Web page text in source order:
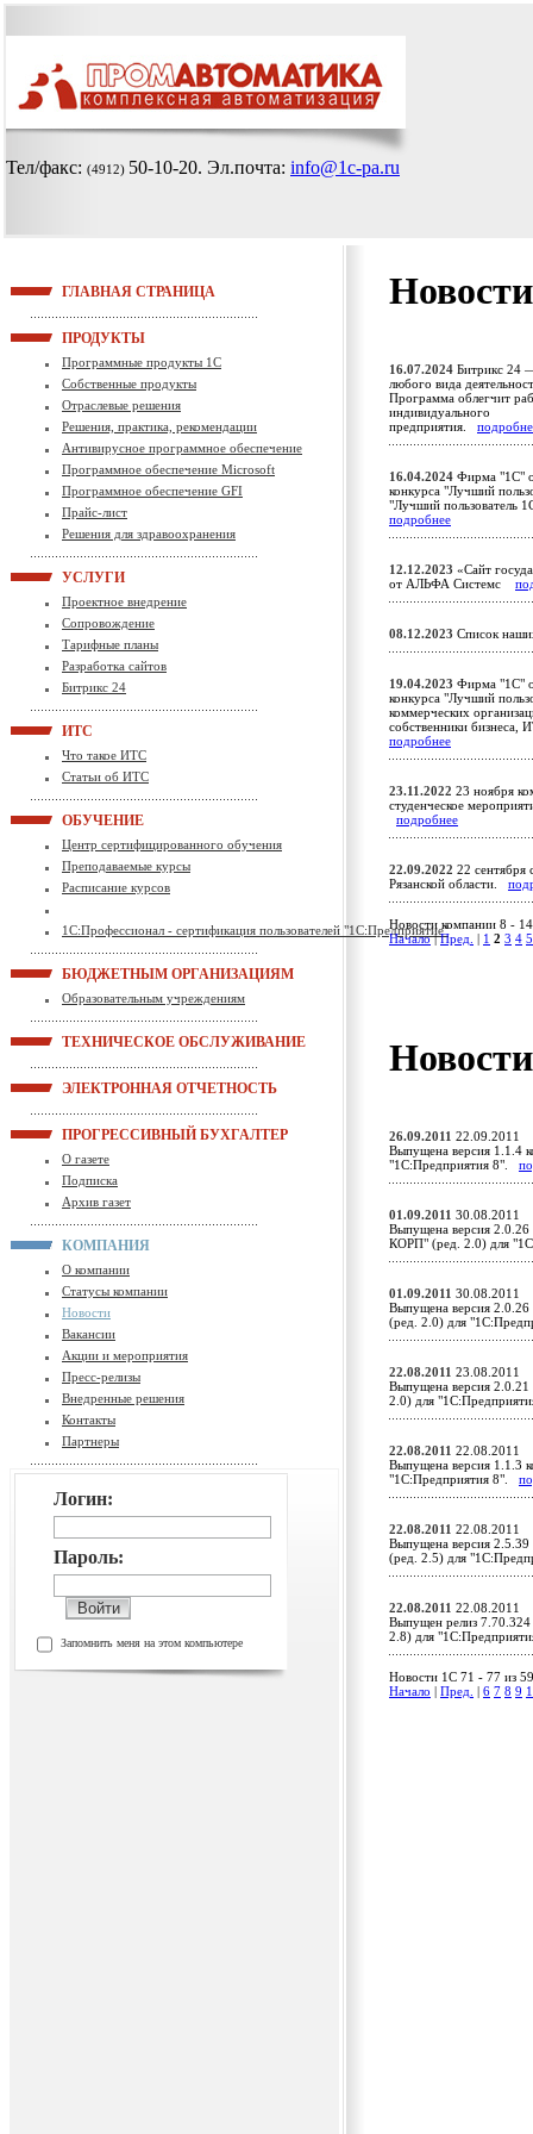
Тел/факс: (4912) 50-10-20. Эл.почта: info@1c-pa.ru
ГЛАВНАЯ СТРАНИЦА
ПРОДУКТЫ
Программные продукты 1С
Собственные продукты
Отраслевые решения
Решения, практика, рекомендации
Антивирусное программное обеспечение
Программное обеспечение Microsoft
Программное обеспечение GFI
Прайс-лист
Решения для здравоохранения
УСЛУГИ
Проектное внедрение
Сопровождение
Тарифные планы
Разработка сайтов
Битрикс 24
ИТС
Что такое ИТС
Статьи об ИТС
ОБУЧЕНИЕ
Центр сертифицированного обучения
Преподаваемые курсы
Расписание курсов
1С:Профессионал - сертификация пользователей "1С:Предприятие"
БЮДЖЕТНЫМ ОРГАНИЗАЦИЯМ
Образовательным учреждениям
ТЕХНИЧЕСКОЕ ОБСЛУЖИВАНИЕ
ЭЛЕКТРОННАЯ ОТЧЕТНОСТЬ
ПРОГРЕССИВНЫЙ БУХГАЛТЕР
О газете
Подписка
Архив газет
КОМПАНИЯ
О компании
Статусы компании
Новости
Вакансии
Акции и мероприятия
Пресс-релизы
Внедренные решения
Контакты
Партнеры
Логин:
Пароль:
Запомнить меня на этом компьютере
16.07.2024 Битрикс 24
любого вида
Программа облегчит
индивидуального
предприятия.
16.04.2024 Фирма "1С"
конкурса "Лучший
"Лучший пользователь
подробнее
12.12.2023 «Сайт
от АЛЬФА Системс
08.12.2023 Список
19.04.2023 Фирма "1С"
конкурса "Лучший
коммерческих
собственники бизнеса,
подробнее
23.11.2022 23 ноября
студенческое
подробнее
22.09.2022 22 сентября
Рязанской области.
Новости компании 8 -
Начало|Пред. 1 2 3 4 5
26.09.2011 22.09.2011
Выпущена версия 1.1.4
"1С:Предприятия 8".
01.09.2011 30.08.2011
Выпущена версия 2.0.26
КОРП" (ред. 2.0) для
01.09.2011 30.08.2011
Выпущена версия 2.0.26
(ред. 2.0) для
22.08.2011 23.08.2011
Выпущена версия
2.0) для
22.08.2011 22.08.2011
Выпущена версия 1.1.3
"1С:Предприятия 8".
22.08.2011 22.08.2011
Выпущена версия 2.5.39
(ред. 2.5) для
22.08.2011 22.08.2011
Выпущен релиз 7.70.324
2.8) для
Новости 1C 71 - 77 из
Начало
Пред. 6 7 8 9